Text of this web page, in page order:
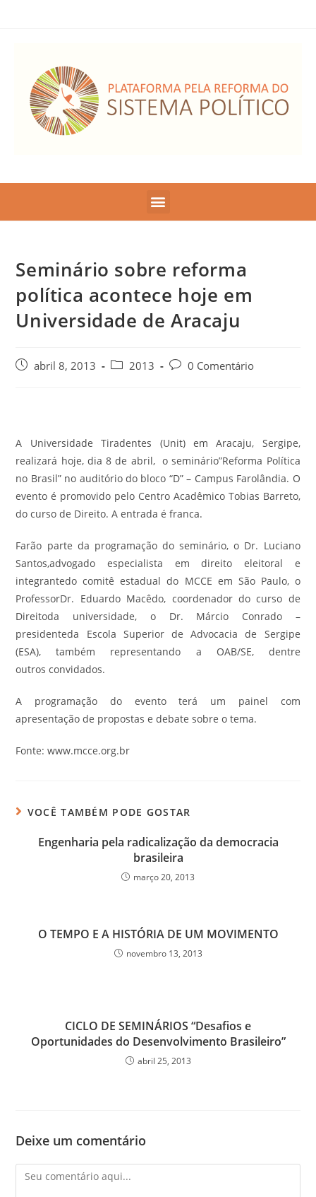
Seminário sobre reforma
política acontece hoje em
Universidade de Aracaju
abril 8, 2013 2013 0 Comentário
A Universidade Tiradentes (Unit) em Aracaju, Sergipe,
realizará hoje, dia 8 de abril, o seminário”Reforma Política
no Brasil” no auditório do bloco “D” – Campus Farolândia. O
evento é promovido pelo Centro Acadêmico Tobias Barreto,
do curso de Direito. A entrada é franca.
Farão parte da programação do seminário, o Dr. Luciano
Santos,advogado especialista em direito eleitoral e
integrantedo comitê estadual do MCCE em São Paulo, o
ProfessorDr. Eduardo Macêdo, coordenador do curso de
Direitoda universidade, o Dr. Márcio Conrado –
presidenteda Escola Superior de Advocacia de Sergipe
(ESA), também representando a OAB/SE, dentre
outros convidados.
A programação do evento terá um painel com
apresentação de propostas e debate sobre o tema.
Fonte: www.mcce.org.br
VOCÊ TAMBÉM PODE GOSTAR
Engenharia pela radicalização da democracia
brasileira
março 20, 2013
O TEMPO E A HISTÓRIA DE UM MOVIMENTO
novembro 13, 2013
CICLO DE SEMINÁRIOS “Desafios e
Oportunidades do Desenvolvimento Brasileiro”
abril 25, 2013
Deixe um comentário